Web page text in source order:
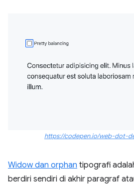
https://codepen.io/web-dot-
Widow dan orphan tipografi
berdiri sendiri di akhir paragraf